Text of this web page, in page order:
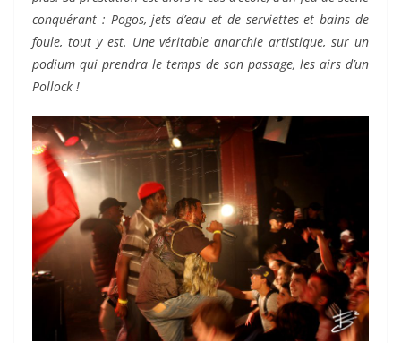
conquérant : Pogos, jets d’eau et de serviettes et bains de
foule, tout y est. Une véritable anarchie artistique, sur un
podium qui prendra le temps de son passage, les airs d’un
Pollock !